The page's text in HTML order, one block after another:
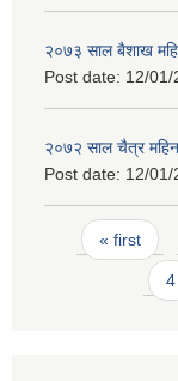
२०७३ साल बैशाख
Post date: 12/01/
२०७२ साल चैत्र
Post date: 12/01/
Pages
« first
4